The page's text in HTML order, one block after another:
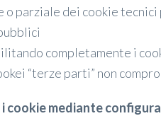
o parziale dei cookie
completamente i
“terze parti” non
cookie mediante